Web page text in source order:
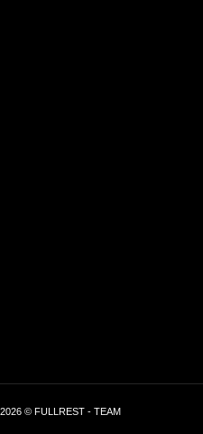
2026 © FULLREST - TEAM